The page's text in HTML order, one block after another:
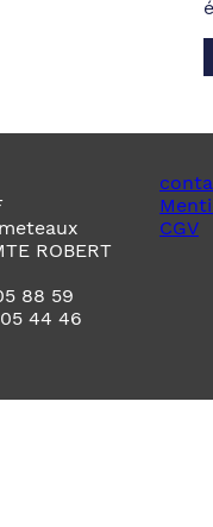
ROBERT
88 59
44 46
CGV